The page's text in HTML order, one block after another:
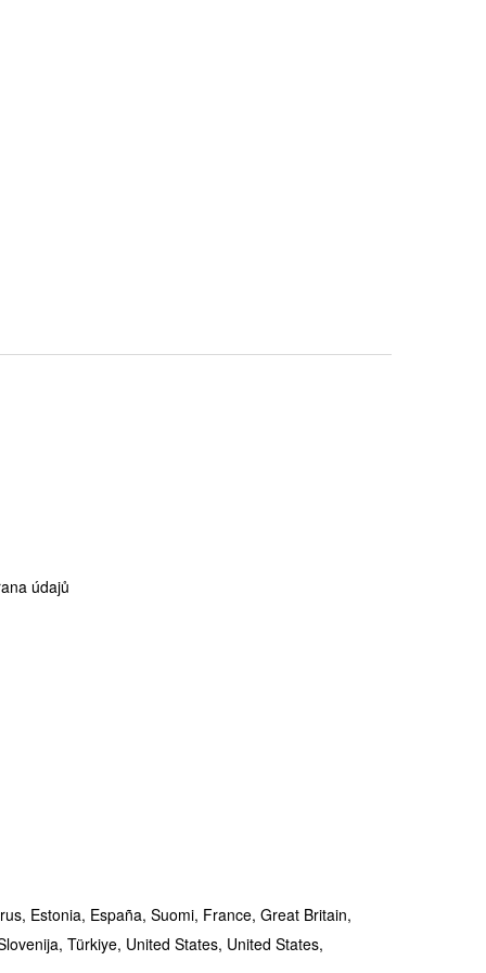
údajů
Estonia, España, Suomi, France, Great Britain,
Türkiye, United States, United States,